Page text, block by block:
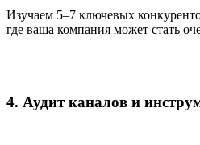
Изучаем 5–7 ключевых
где ваша компания может стать
4. Аудит каналов и